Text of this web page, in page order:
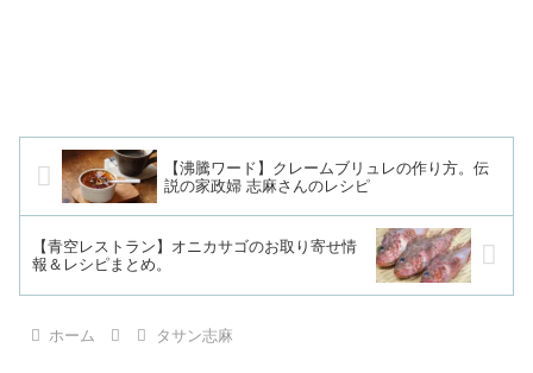
【沸騰ワード】クレームブリュレの作り方。伝
説の家政婦 志麻さんのレシピ
【青空レストラン】オニカサゴのお取り寄せ情
報＆レシピまとめ。
ホーム タサン志麻